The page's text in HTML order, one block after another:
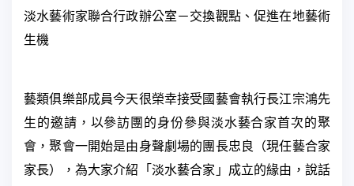
淡水藝術家聯合行政辦公室－交換觀點、促進在地藝術
生機
藝類俱樂部成員今天很榮幸接受國藝會執行長江宗鴻先
生的邀請，以參訪團的身份參與淡水藝合家首次的聚
會，聚會一開始是由身聲劇場的團長忠良（現任藝合家
家長），為大家介紹「淡水藝合家」成立的緣由，說話